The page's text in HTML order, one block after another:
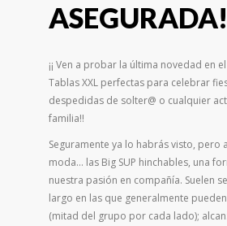
ASEGURADA!
¡¡ Ven a probar la última novedad en
Tablas XXL perfectas para celebrar
despedidas de solter@ o cualquier
familia!!
Seguramente ya lo habrás visto, pero
moda… las Big SUP hinchables, una
nuestra pasión en compañía. Suelen
largo en las que generalmente
(mitad del grupo por cada lado);